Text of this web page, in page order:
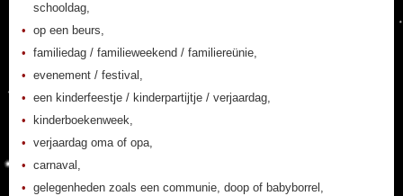
schooldag,
op een beurs,
familiedag / familieweekend / familiereünie,
evenement / festival,
een kinderfeestje / kinderpartijtje / verjaardag,
kinderboekenweek,
verjaardag oma of opa,
carnaval,
gelegenheden zoals een communie, doop of babyborrel,